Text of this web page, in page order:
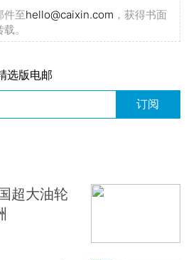
件至hello@caixin.com ，获得书面
。
选版电邮
订阅
超大油轮